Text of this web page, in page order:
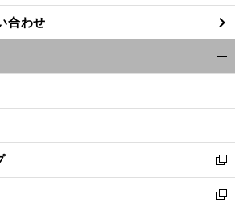
し
い
ウ
ィ
ン
ウ
開
く
合わせ
新
し
い
新